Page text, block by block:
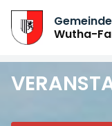
Gemeinde
Wutha-